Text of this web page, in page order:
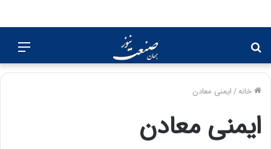
برای
خانه/ایمنی معادن
ایمنی معادن